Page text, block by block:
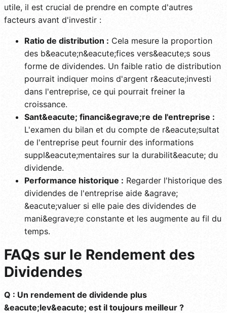
utile, il est crucial de prendre en compte d'autres
facteurs avant d'investir :
Ratio de distribution : Cela mesure la proportion
des b&eacute;n&eacute;fices vers&eacute;s sous
forme de dividendes. Un faible ratio de distribution
pourrait indiquer moins d'argent r&eacute;investi
dans l'entreprise, ce qui pourrait freiner la
croissance.
Sant&eacute; financi&egrave;re de l'entreprise :
L'examen du bilan et du compte de r&eacute;sultat
de l'entreprise peut fournir des informations
suppl&eacute;mentaires sur la durabilit&eacute; du
dividende.
Performance historique : Regarder l'historique des
dividendes de l'entreprise aide &agrave;
&eacute;valuer si elle paie des dividendes de
mani&egrave;re constante et les augmente au fil du
temps.
FAQs sur le Rendement des
Dividendes
Q : Un rendement de dividende plus
&eacute;lev&eacute; est il toujours meilleur ?